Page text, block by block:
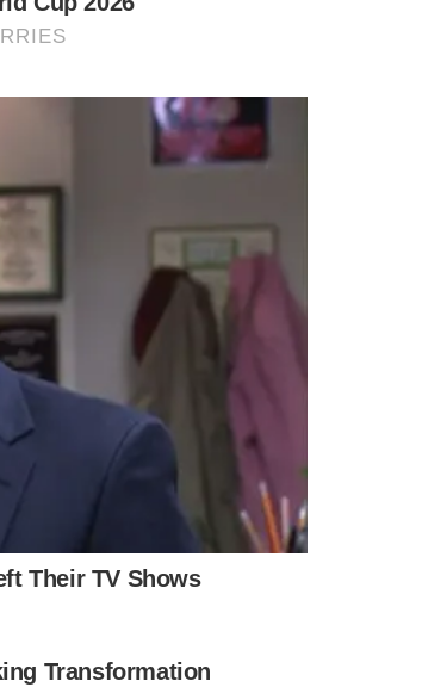
INVESTIGAÇÕES APONTAM
Investigação apura possível
ligação entre morte de
influenciador e disputa